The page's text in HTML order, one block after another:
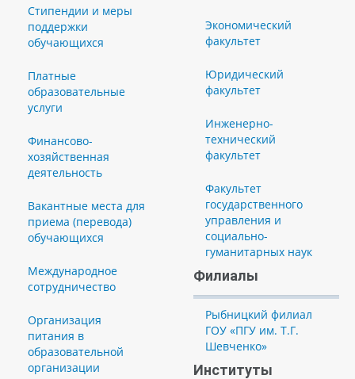
Стипендии и меры
поддержки
обучающихся
Платные
образовательные
услуги
Финансово-
хозяйственная
деятельность
Вакантные места для
приема (перевода)
обучающихся
Международное
сотрудничество
Организация
питания в
образовательной
организации
Экономический
факультет
Юридический
факультет
Инженерно-
технический
факультет
Факультет
государственного
управления и
социально-
гуманитарных наук
Филиалы
Рыбницкий филиал
ГОУ «ПГУ им. Т.Г.
Шевченко»
Институты